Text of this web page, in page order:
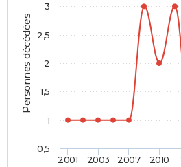
Personnes décédées
2001 2003 2007 2010
0,5
1
1,5
2
2,5
3